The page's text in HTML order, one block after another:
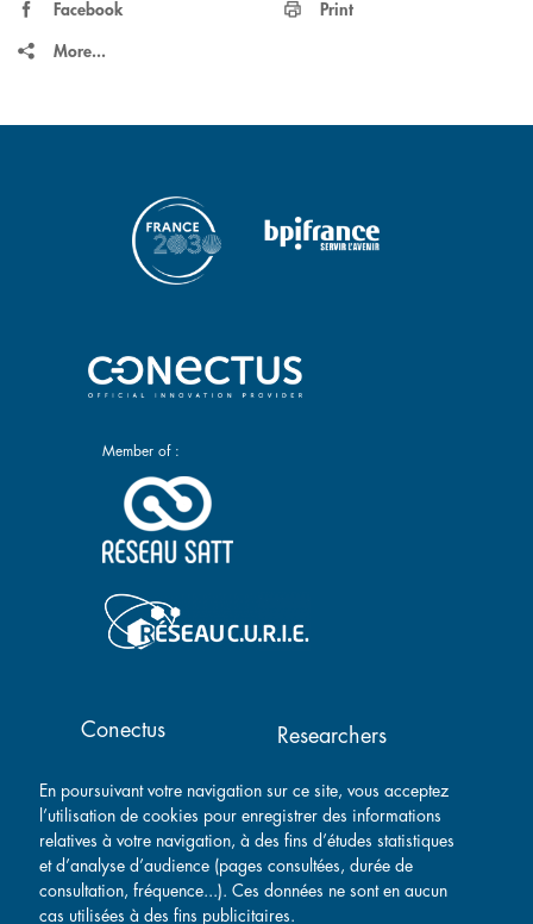
Facebook Print
More...
Member of :
Main navigation
Conectus
Companies
Researchers
En poursuivant votre navigation sur ce site, vous acceptez
l’utilisation de cookies pour enregistrer des informations
relatives à votre navigation, à des fins d’études statistiques
et d’analyse d’audience (pages consultées, durée de
consultation, fréquence...). Ces données ne sont en aucun
cas utilisées à des fins publicitaires.